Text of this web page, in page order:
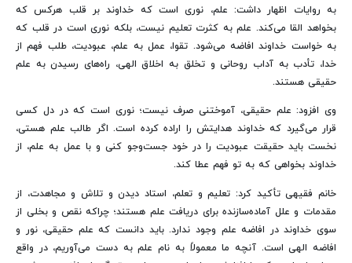
به روایات اظهار داشت: علم، نوری است که خداوند بر قلب هرکس که
بخواهد القا می‌کند. علم به کثرت تعلیم نیست، بلکه نوری است در قلب که
به خواست خداوند افاضه می‌شود. تقوا، عمل به علم، عبودیت، طلب فهم از
خدا، تأدب به آداب روحانی و تخلق به اخلاق الهی، راه‌های رسیدن به علم
حقیقی هستند.
وی افزود: علم حقیقی، آموختنی صرف نیست؛ نوری است که در دل کسی
قرار می‌گیرد که خداوند هدایتش را اراده کرده است. اگر طالب علم هستی،
نخست باید حقیقت عبودیت را در خود جست‌وجو کنی و با عمل به علم، از
خداوند بخواهی که به تو فهم عطا کند.
خانم فقیهی تأکید کرد: تعلیم و تعلم، استاد دیدن و تلاش و مجاهدت، از
مقدمات و علل آماده‌سازنده برای دریافت علم هستند؛ چراکه نقص و بخلی از
سوی خداوند در افاضه علم وجود ندارد. باید دانست که علم حقیقی، نور و
افاضه الهی است. آنچه ما معمولاً به نام علم به دست می‌آوریم، در واقع